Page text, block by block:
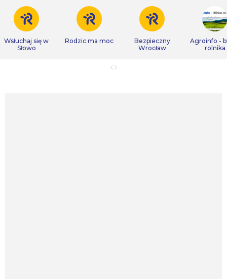
Wsłuchaj się w
Słowo
Rodzic ma moc
Bezpieczny
Wrocław
Agroinfo -
rolnika